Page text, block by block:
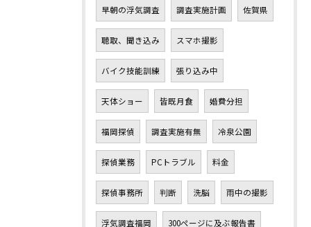
早朝の浮気調査 調査実施計画 佐賀県
聴取、聞き込み スマホ撮影
バイク技能訓練 張り込み中
天体ショー 皆既月食 婚費分担
福岡探偵 調査実施有無 冷泉公園
探偵業務 PCトラブル 料金
探偵事務所 判断 洗脳 雨中の撮影
浮気調査福岡 300ページに及ぶ報告書